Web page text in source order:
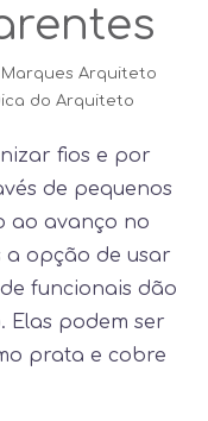
Marques Arquiteto
do Arquiteto
fios e por
de pequenos
ao avanço no
a opção de usar
funcionais dão
Elas podem ser
prata e cobre